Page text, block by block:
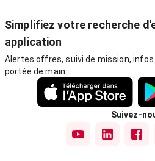
Simplifiez votre recherche
application
Alertes offres, suivi de mission,
portée de main.
Suivez-